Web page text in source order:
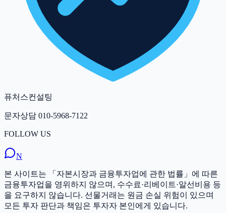
퓨처스컨설팅
문자상담 010-5968-7122
FOLLOW US
N
본 사이트는 「자본시장과 금융투자업에 관한 법률」에 따른
금융투자업을 영위하지 않으며, 수수료·리베이트·알선비용 등
을 요구하지 않습니다. 선물거래는 원금 손실 위험이 있으며
모든 투자 판단과 책임은 투자자 본인에게 있습니다.